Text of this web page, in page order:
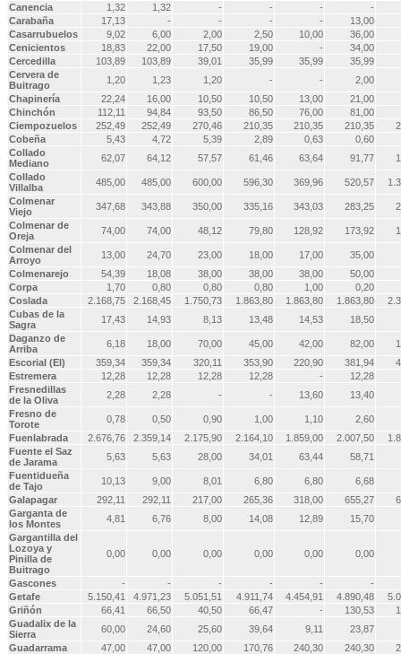
Canencia
1,32 1,32 - - -
-
Carabaña
17,13 - - - -
13,00
Casarrubuelos
9,02 6,00 2,00 2,50 10,00
36,00
Cenicientos
18,83 22,00 17,50 19,00 -
34,00
Cercedilla
103,89 103,89 39,01 35,99 35,99
35,99
Cervera de
Buitrago
1,20 1,23 1,20 - -
2,00
Chapinería
22,24 16,00 10,50 10,50 13,00
21,00
Chinchón
112,11 94,84 93,50 86,50 76,00
81,00
Ciempozuelos
252,49 252,49 270,46 210,35 210,35 210,35
Cobeña
5,43 4,72 5,39 2,89 0,63
0,60
Collado
Mediano
62,07 64,12 57,57 61,46 63,64 91,77
Collado
Villalba
485,00 485,00 600,00 596,30 369,96 520,57
Colmenar
Viejo
347,68 343,88 350,00 335,16 343,03 283,25
Colmenar de
Oreja
74,00 74,00 48,12 79,80 128,92 173,92
Colmenar del
Arroyo
13,00 24,70 23,00 18,00 17,00
35,00
Colmenarejo
54,39 18,08 38,00 38,00 38,00
50,00
Corpa
1,70 0,80 0,80 0,80 1,00
0,20
Coslada
2.168,75 2.168,45 1.750,73 1.863,80 1.863,80 1.863,80
Cubas de la
Sagra
17,43 14,93 8,13 13,48 14,53
18,50
Daganzo de
Arriba
6,18 18,00 70,00 45,00 42,00 82,00
Escorial (El)
359,34 359,34 320,11 353,90 220,90 381,94
Estremera
12,28 12,28 12,28 12,28 -
12,28
Fresnedillas
de la Oliva
2,28 2,28 - - 13,60
13,40
Fresno de
Torote
0,78 0,50 0,90 1,00 1,10
2,60
Fuenlabrada
2.676,76 2.359,14 2.175,90 2.164,10 1.859,00 2.007,50
Fuente el Saz
de Jarama
5,63 5,63 28,00 34,01 63,44
58,71
Fuentidueña
de Tajo
10,13 9,00 8,01 6,80 6,80
6,68
Galapagar
292,11 292,11 217,00 265,36 318,00 655,27
Garganta de
los Montes
4,81 6,76 8,00 14,08 12,89
15,70
Gargantilla del
Lozoya y
Pinilla de
Buitrago
0,00 0,00 0,00 0,00 0,00 0,00
Gascones - - - - -
-
Getafe
5.150,41 4.971,23 5.051,51 4.911,74 4.454,91 4.890,48
Griñón
66,41 66,50 40,50 66,47 - 130,53
Guadalix de la
Sierra
60,00 24,60 25,60 39,64 9,11
23,87
Guadarrama
47,00 47,00 120,00 170,76 240,30 240,30